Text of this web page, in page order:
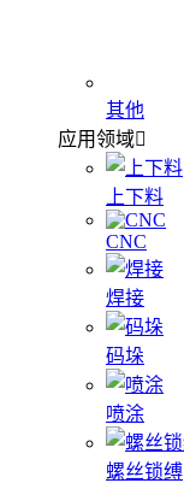
其他
应用领域
上下料
CNC
焊接
码垛
喷涂
螺丝锁缚